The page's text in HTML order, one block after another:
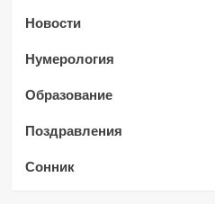
Новости
Нумерология
Образование
Поздравления
Сонник